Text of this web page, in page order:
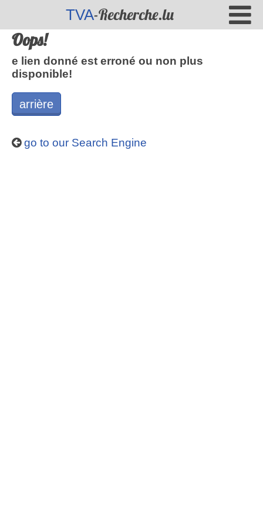
TVA-Recherche.lu
Oops!
e lien donné est erroné ou non plus
disponible!
arrière
go to our Search Engine